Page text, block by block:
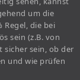
um die
Regel, die bei
sein (z.B. von
sicher sein, ob der
und wie prüfen